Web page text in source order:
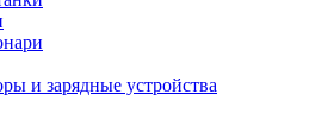
и зарядные устройства